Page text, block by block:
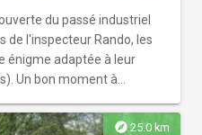
du passé industriel
de l'inspecteur Rando, les
énigme adaptée à leur
Un bon moment à
explore 25.0 km